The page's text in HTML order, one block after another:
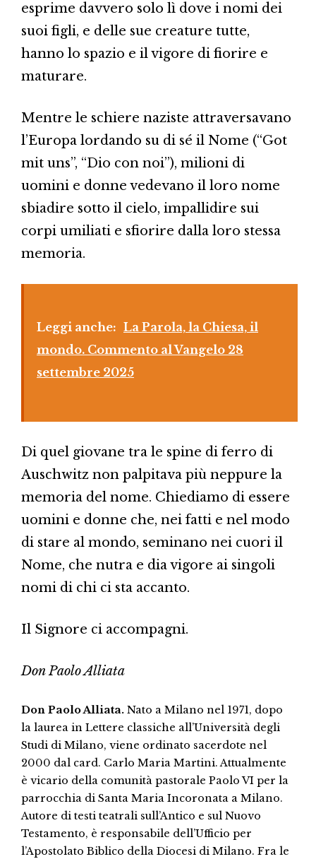
esprime davvero solo lì dove i nomi dei
suoi figli, e delle sue creature tutte,
hanno lo spazio e il vigore di fiorire e
maturare.
Mentre le schiere naziste attraversavano
l’Europa lordando su di sé il Nome (“Got
mit uns”, “Dio con noi”), milioni di
uomini e donne vedevano il loro nome
sbiadire sotto il cielo, impallidire sui
corpi umiliati e sfiorire dalla loro stessa
memoria.
Leggi anche: La Parola, la Chiesa, il
mondo. Commento al Vangelo 28
settembre 2025
Di quel giovane tra le spine di ferro di
Auschwitz non palpitava più neppure la
memoria del nome. Chiediamo di essere
uomini e donne che, nei fatti e nel modo
di stare al mondo, seminano nei cuori il
Nome, che nutra e dia vigore ai singoli
nomi di chi ci sta accanto.
Il Signore ci accompagni.
Don Paolo Alliata
Don Paolo Alliata. Nato a Milano nel 1971, dopo
la laurea in Lettere classiche all’Università degli
Studi di Milano, viene ordinato sacerdote nel
2000 dal card. Carlo Maria Martini. Attualmente
è vicario della comunità pastorale Paolo VI per la
parrocchia di Santa Maria Incoronata a Milano.
Autore di testi teatrali sull’Antico e sul Nuovo
Testamento, è responsabile dell’Ufficio per
l’Apostolato Biblico della Diocesi di Milano. Fra le